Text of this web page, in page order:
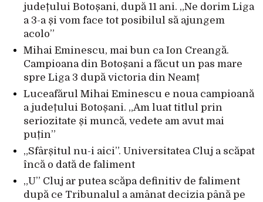
județului Botoșani, după 11 ani. „Ne dorim Liga
a 3-a și vom face tot posibilul să ajungem
acolo”
Mihai Eminescu, mai bun ca Ion Creangă.
Campioana din Botoșani a făcut un pas mare
spre Liga 3 după victoria din Neamț
Luceafărul Mihai Eminescu e noua campioană
a județului Botoșani. „Am luat titlul prin
seriozitate și muncă, vedete am avut mai
puțin”
„Sfârșitul nu-i aici”. Universitatea Cluj a scăpat
încă o dată de faliment
„U” Cluj ar putea scăpa definitiv de faliment
după ce Tribunalul a amânat decizia până pe